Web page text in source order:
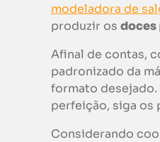
modeladora de
produzir os doces
Afinal de contas,
padronizado da
formato desejado.
perfeição, siga os
Considerando